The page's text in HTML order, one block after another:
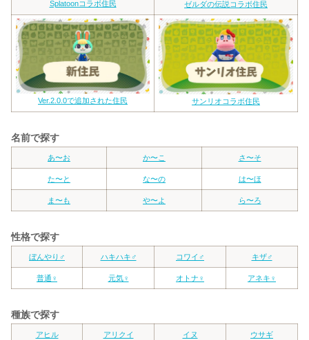
Splatoonコラボ住民 ゼルダの伝説コラボ住民
Ver.2.0.0で追加された住民 サンリオコラボ住民
名前で探す
あ〜お か〜こ さ〜そ
た〜と な〜の は〜ほ
ま〜も や〜よ ら〜ろ
性格で探す
ぼんやり♂ ハキハキ♂ コワイ♂ キザ♂
普通♀ 元気♀ オトナ♀ アネキ♀
種族で探す
アヒル アリクイ イヌ ウサギ